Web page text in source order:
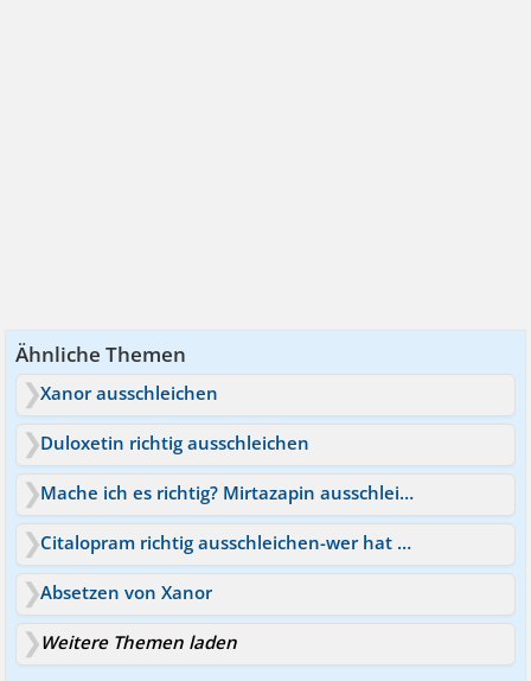
Ähnliche Themen
Xanor ausschleichen
Duloxetin richtig ausschleichen
Mache ich es richtig? Mirtazapin ausschleichen
Citalopram richtig ausschleichen-wer hat es geschafft?
Absetzen von Xanor
Weitere Themen laden